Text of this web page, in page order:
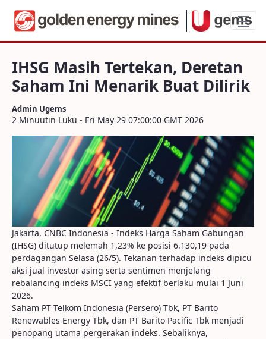
IHSG Masih Tertekan, Deretan Saham
IHSG Masih Tertekan, Deretan
Saham Ini Menarik Buat Dilirik
Admin Ugems
2 Minuutin Luku - Fri May 29 07:00:00 GMT 2026
Jakarta, CNBC Indonesia - Indeks Harga Saham Gabungan
(IHSG) ditutup melemah 1,23% ke posisi 6.130,19 pada
perdagangan Selasa (26/5). Tekanan terhadap indeks dipicu
aksi jual investor asing serta sentimen menjelang
rebalancing indeks MSCI yang efektif berlaku mulai 1 Juni
2026.
Saham PT Telkom Indonesia (Persero) Tbk, PT Barito
Renewables Energy Tbk, dan PT Barito Pacific Tbk menjadi
penopang utama pergerakan indeks. Sebaliknya,